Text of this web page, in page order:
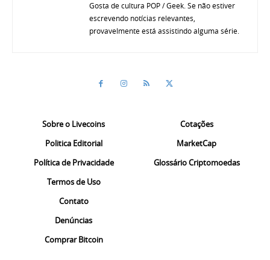
Gosta de cultura POP / Geek. Se não estiver
escrevendo notícias relevantes,
provavelmente está assistindo alguma série.
Sobre o Livecoins
Politica Editorial
Política de Privacidade
Termos de Uso
Contato
Denúncias
Comprar Bitcoin
Cotações
MarketCap
Glossário Criptomoedas